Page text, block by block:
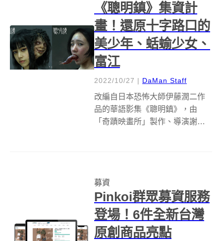
《聰明鎮》集資計
畫！還原十字路口的
美少年、蛞蝓少女、
富江
2022/10/27 | DaMan Staff
改編自日本恐怖大師伊藤潤二作
品的華語影集《聰明鎮》，由
「奇蹟映畫所」製作、導演謝駿
嶄新的方式再次體驗「伊藤潤二
式」恐怖！ 為了完美...
募資
Pinkoi群眾募資服務
登場！6件全新台灣
原創商品亮點